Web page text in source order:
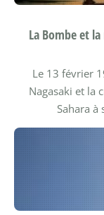
La Bombe et
Le 13 février
Nagasaki et la
Sahara à